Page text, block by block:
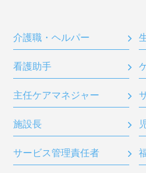
介護職・ヘルパー
看護助手
主任ケアマネジャー
施設長
サービス管理責任者